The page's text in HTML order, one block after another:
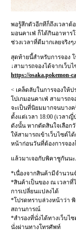
พอรู้สึกตัวอีกทีก็ถึงเวลาต้
มอนคาเฟ่ ก็ได้กินอาหาร
ช่วงเวลาที่ดีมากเลยจริงๆ♪
สุดท้ายนี้สำหรับการจอง
↓สามารถจองได้จากเว็บ
https://osaka.pokemon-
< เคล็ดลับในการจองให้
โปเกมอนคาเฟ่ สามารถ
จะเป็นที่นิยมมากจนบางค
ตั้งแต่เวลา 18:00 (เวลา
ดังนั้น หากตัดสินใจเลือก
ให้สามารถเข้าเว็บไซต์ไ
หน้าก่อนวันที่ต้องการจอง
แล้วมาเจอกับพิคาชูกันนะ
*เนื่องจากสินค้ามีจำนว
*สินค้าเป็นของ ณ เวลา
การเปลี่ยนแปลงได้
*โปรดทราบล่วงหน้าว่า
สถานการณ์
*สำรองที่นั่งได้ทางเว็บไซ
นั่งผ่านทางโทรศัพท์